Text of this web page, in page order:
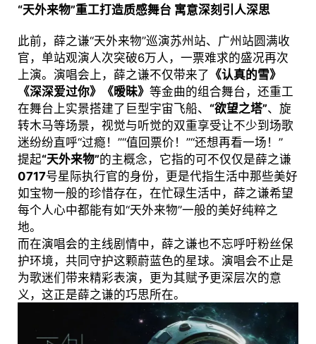
“天外来物”重工打造质感舞台 寓意深刻引人深思
此前，薛之谦“天外来物”巡演苏州站、广州站圆满收
官，单站观演人次突破6万人，一票难求的盛况再次
上演。演唱会上，薛之谦不仅带来了 《认真的雪》
《深深爱过你》《暧昧》 等金曲的组合舞台，还重工
在舞台上实景搭建了巨型宇宙飞船、 “欲望之塔”、旋
转木马等场景，视觉与听觉的双重享受让不少到场歌
迷纷纷直呼“过瘾！”“值回票价！”“还想再看一场！”
提起“天外来物”的主概念，它指的可不仅仅是薛之谦
0717号星际执行官的身份，更是代指生活中那些美好
如宝物一般的珍惜存在，在忙碌生活中，薛之谦希望
每个人心中都能有如“天外来物”一般的美好纯粹之
地。
而在演唱会的主线剧情中，薛之谦也不忘呼吁粉丝保
护环境，共同守护这颗蔚蓝色的星球。演唱会不止是
为歌迷们带来精彩表演，更为其赋予更深层次的意
义，这正是薛之谦的巧思所在。